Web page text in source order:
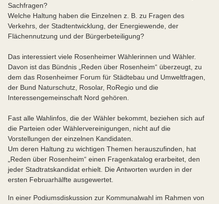
Sachfragen?
Welche Haltung haben die Einzelnen z. B. zu Fragen des
Verkehrs, der Stadtentwicklung, der Energiewende, der
Flächennutzung und der Bürgerbeteiligung?
Das interessiert viele Rosenheimer Wählerinnen und Wähler.
Davon ist das Bündnis „Reden über Rosenheim“ überzeugt, zu
dem das Rosenheimer Forum für Städtebau und Umweltfragen,
der Bund Naturschutz, Rosolar, RoRegio und die
Interessengemeinschaft Nord gehören.
Fast alle Wahlinfos, die der Wähler bekommt, beziehen sich auf
die Parteien oder Wählervereinigungen, nicht auf die
Vorstellungen der einzelnen Kandidaten.
Um deren Haltung zu wichtigen Themen herauszufinden, hat
„Reden über Rosenheim“ einen Fragenkatalog erarbeitet, den
jeder Stadtratskandidat erhielt. Die Antworten wurden in der
ersten Februarhälfte ausgewertet.
In einer Podiumsdiskussion zur Kommunalwahl im Rahmen von